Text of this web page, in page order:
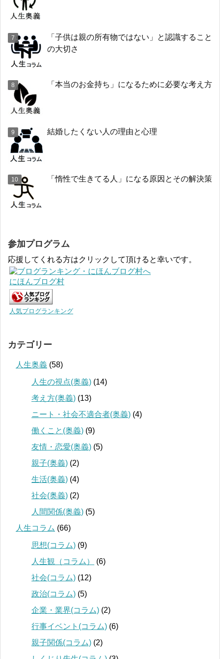
「子供は親の所有物ではない」と認識すること
の大切さ
「本当のお金持ち」になるために必要な考え方
結婚したくない人の理由と心理
「惰性で生きてる人」になる原因とその解決策
参加プログラム
応援してくれる方はクリックして頂けると幸いです。
にほんブログ村
人気ブログランキング
カテゴリー
人生奥義 (58)
人生の視点(奥義) (14)
考え方(奥義) (13)
ニート・社会不適合者(奥義) (4)
働くこと(奥義) (9)
友情・恋愛(奥義) (5)
親子(奥義) (2)
生活(奥義) (4)
社会(奥義) (2)
人間関係(奥義) (5)
人生コラム (66)
思想(コラム) (9)
人生観（コラム）
(6)
社会(コラム) (12)
政治(コラム) (5)
企業・業界(コラム) (2)
行事イベント(コラム) (6)
親子関係(コラム) (2)